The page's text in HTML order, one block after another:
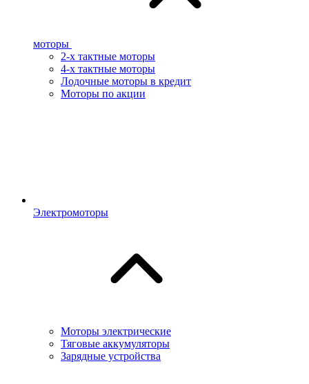
моторы
2-х тактные моторы
4-х тактные моторы
Лодочные моторы в кредит
Моторы по акции
Электромоторы
Моторы электрические
Тяговые аккумуляторы
Зарядные устройства